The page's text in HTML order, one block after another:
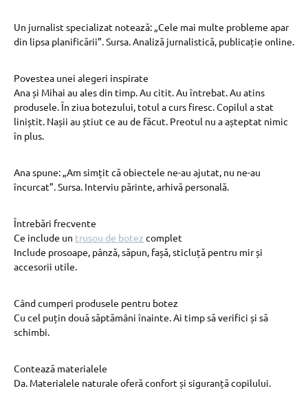
Un jurnalist specializat notează: „Cele mai multe probleme apar
din lipsa planificării”. Sursa. Analiză jurnalistică, publicație online.
Povestea unei alegeri inspirate
Ana și Mihai au ales din timp. Au citit. Au întrebat. Au atins
produsele. În ziua botezului, totul a curs firesc. Copilul a stat
liniștit. Nașii au știut ce au de făcut. Preotul nu a așteptat nimic
în plus.
Ana spune: „Am simțit că obiectele ne-au ajutat, nu ne-au
încurcat”. Sursa. Interviu părinte, arhivă personală.
Întrebări frecvente
Ce include un trusou de botez complet
Include prosoape, pânză, săpun, fașă, sticluță pentru mir și
accesorii utile.
Când cumperi produsele pentru botez
Cu cel puțin două săptămâni înainte. Ai timp să verifici și să
schimbi.
Contează materialele
Da. Materialele naturale oferă confort și siguranță copilului.